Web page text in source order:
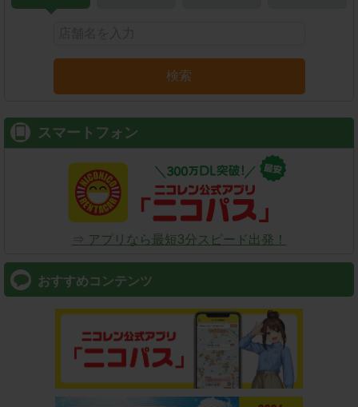
検索
スマートフォン
⇒ アプリなら最短3分スピード出発！
おすすめコンテンツ